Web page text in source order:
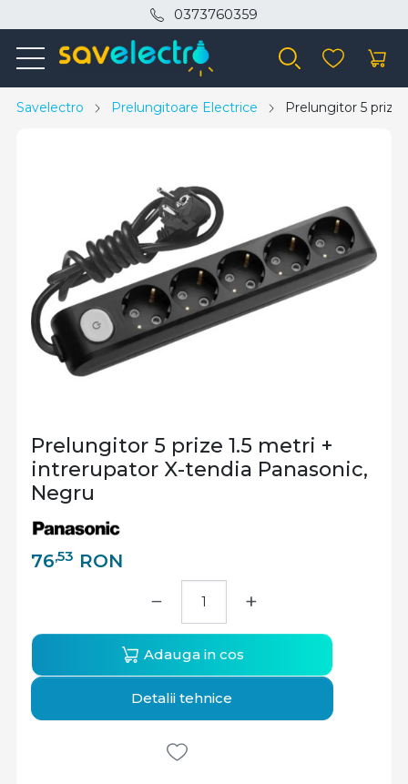
0373760359
Savelectro Prelungitoare Electrice Prelungitor 5 prize
Prelungitor 5 prize 1.5 metri +
intrerupator X-tendia Panasonic,
Negru
76,53 RON
− +
Adauga in cos
Detalii tehnice